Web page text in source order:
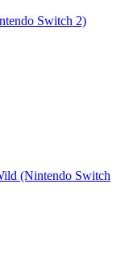
Switch 2)
(Nintendo Switch